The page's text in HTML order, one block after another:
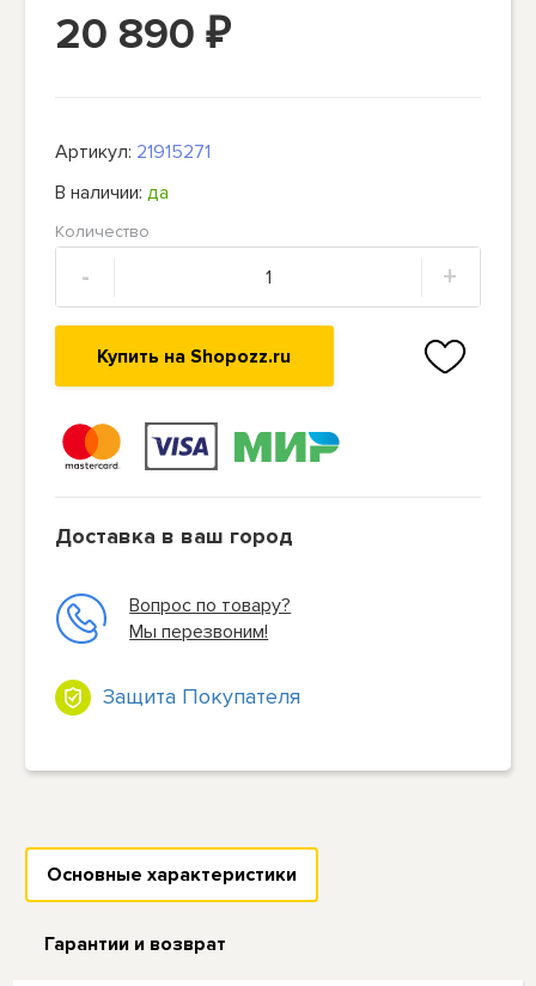
20 890₽
Артикул: 21915271
В наличии:да
Количество
- +
Купить на Shopozz.ru
Доставка в ваш город
Вопрос по товару?
Мы перезвоним!
Защита Покупателя
Основные характеристики
Гарантии и возврат